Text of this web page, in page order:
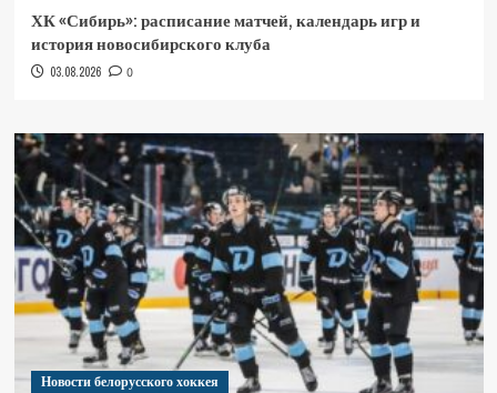
ХК «Сибирь»: расписание матчей, календарь игр и
история новосибирского клуба
03.08.2026 0
Новости белорусского хоккея